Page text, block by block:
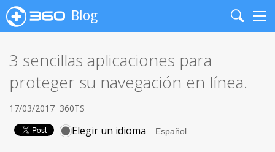
Blog
Search
3 sencillas aplicaciones para
proteger su navegación en línea.
17/03/2017 360TS
Elegir un idioma